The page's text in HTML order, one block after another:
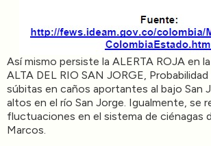
Así mismo persiste la ALERTA ROJA en
ALTA DEL RIO SAN JORGE,
súbitas en caños aportantes al bajo San
altos en el río San Jorge. Igualmente, se
fluctuaciones en el sistema de ciénagas
Marcos.